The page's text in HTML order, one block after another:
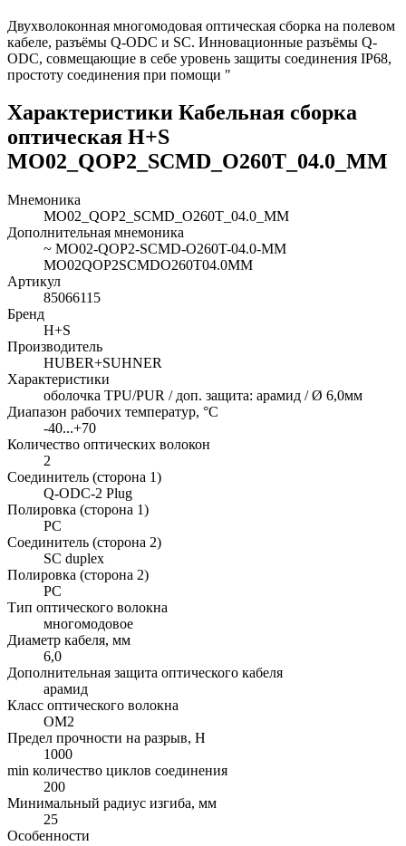
Двухволоконная многомодовая оптическая сборка на полевом
кабеле, разъёмы Q-ODC и SC. Инновационные разъёмы Q-
ODC, совмещающие в себе уровень защиты соединения IP68,
простоту соединения при помощи "
Характеристики Кабельная сборка
оптическая H+S
MO02_QOP2_SCMD_O260T_04.0_MM
Мнемоника
MO02_QOP2_SCMD_O260T_04.0_MM
Дополнительная мнемоника
~ MO02-QOP2-SCMD-O260T-04.0-MM
MO02QOP2SCMDO260T04.0MM
Артикул
85066115
Бренд
H+S
Производитель
HUBER+SUHNER
Характеристики
оболочка TPU/PUR / доп. защита: арамид / Ø 6,0мм
Диапазон рабочих температур, °C
-40...+70
Количество оптических волокон
2
Соединитель (сторона 1)
Q-ODC-2 Plug
Полировка (сторона 1)
PC
Соединитель (сторона 2)
SC duplex
Полировка (сторона 2)
PC
Тип оптического волокна
многомодовое
Диаметр кабеля, мм
6,0
Дополнительная защита оптического кабеля
арамид
Класс оптического волокна
OM2
Предел прочности на разрыв, H
1000
min количество циклов соединения
200
Минимальный радиус изгиба, мм
25
Особенности